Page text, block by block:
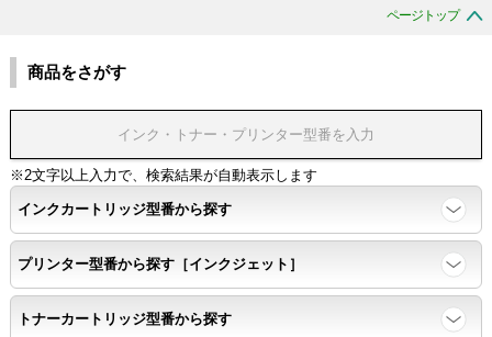
ページトップ
商品をさがす
※2文字以上入力で、検索結果が自動表示します
インクカートリッジ型番から探す
プリンター型番から探す［インクジェット］
トナーカートリッジ型番から探す